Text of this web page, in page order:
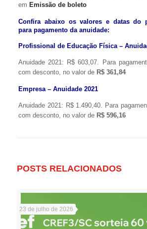
em Emissão de boleto
Confira abaixo os valores e datas do
para pagamento da anuidade:
Profissional de Educação Física –
Anuidade 2021: R$ 603,07. Para
com desconto, no valor de R$ 361,84
Empresa – Anuidade 2021
Anuidade 2021: R$ 1.490,40. Para
com desconto, no valor de R$ 596,16
POSTS RELACIONADOS
23 de julho de 2026